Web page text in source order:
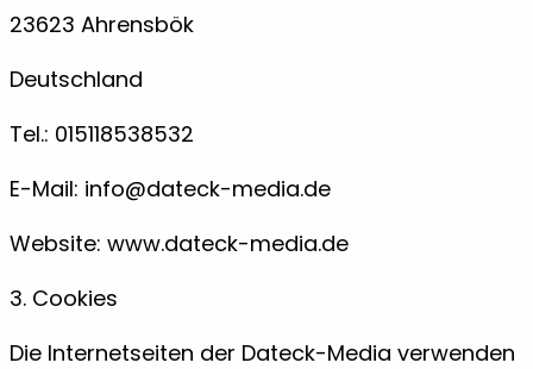
23623 Ahrensbök
Deutschland
Tel.: 015118538532
E-Mail: info@dateck-media.de
Website: www.dateck-media.de
3. Cookies
Die Internetseiten der Dateck-Media verwenden